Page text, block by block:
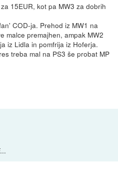
15EUR, kot pa MW3 za dobrih
COD-ja. Prehod iz MW1 na
malce premajhen, ampak MW2
iz Lidla in pomfrija iz Hoferja.
treba mal na PS3 še probat MP